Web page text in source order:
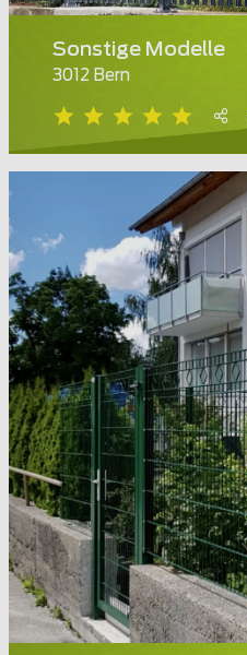
Sonstige Modelle
3012 Bern